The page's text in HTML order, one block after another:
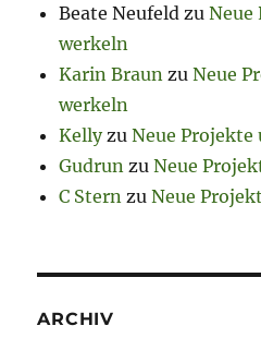
Beate Neufeld zuNeue
werkeln
Karin Braun zuNeue
werkeln
KellyzuNeue Projekte
Gudrun zuNeue
C Stern zuNeue
ARCHIV